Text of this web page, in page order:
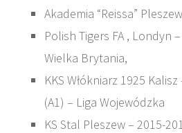
Akademia “Reissa”
Polish Tigers FA , Londyn
Wielka Brytania,
KKS Włókniarz 1925
(A1) – Liga Wojewódzka
KS Stal Pleszew – 2015-